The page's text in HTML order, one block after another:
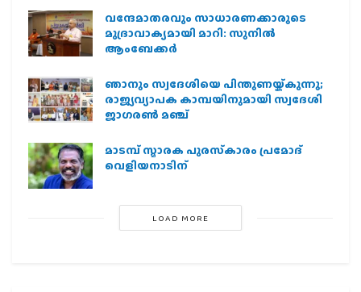
വന്ദേമാതരവും സാധാരണക്കാരുടെ
മുദ്രാവാക്യമായി മാറി: സുനിൽ
ആംബേക്കർ
ഞാനും സ്വദേശിയെ പിന്തുണയ്ക്കുന്നു;
രാജ്യവ്യാപക കാമ്പയിനുമായി സ്വദേശി
ജാഗരണ്‍ മഞ്ച്
മാടമ്പ് സ്മാരക പുരസ്‌കാരം പ്രമോദ്
വെളിയനാടിന്
LOAD MORE